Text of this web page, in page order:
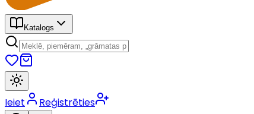
Katalogs
Ieiet Reģistrēties